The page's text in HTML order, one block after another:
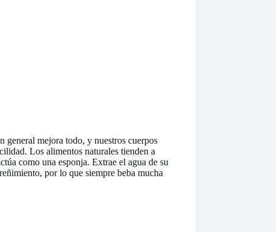
general mejora todo, y nuestros cuerpos
Los alimentos naturales tienden a
como una esponja. Extrae el agua de su
por lo que siempre beba mucha